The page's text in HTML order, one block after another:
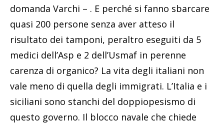
domanda Varchi – . E perché si fanno sbarcare
quasi 200 persone senza aver atteso il
risultato dei tamponi, peraltro eseguiti da 5
medici dell’Asp e 2 dell’Usmaf in perenne
carenza di organico? La vita degli italiani non
vale meno di quella degli immigrati. L’Italia e i
siciliani sono stanchi del doppiopesismo di
questo governo. Il blocco navale che chiede